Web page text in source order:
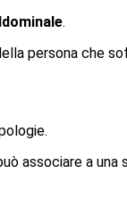
.
persona che
associare a una